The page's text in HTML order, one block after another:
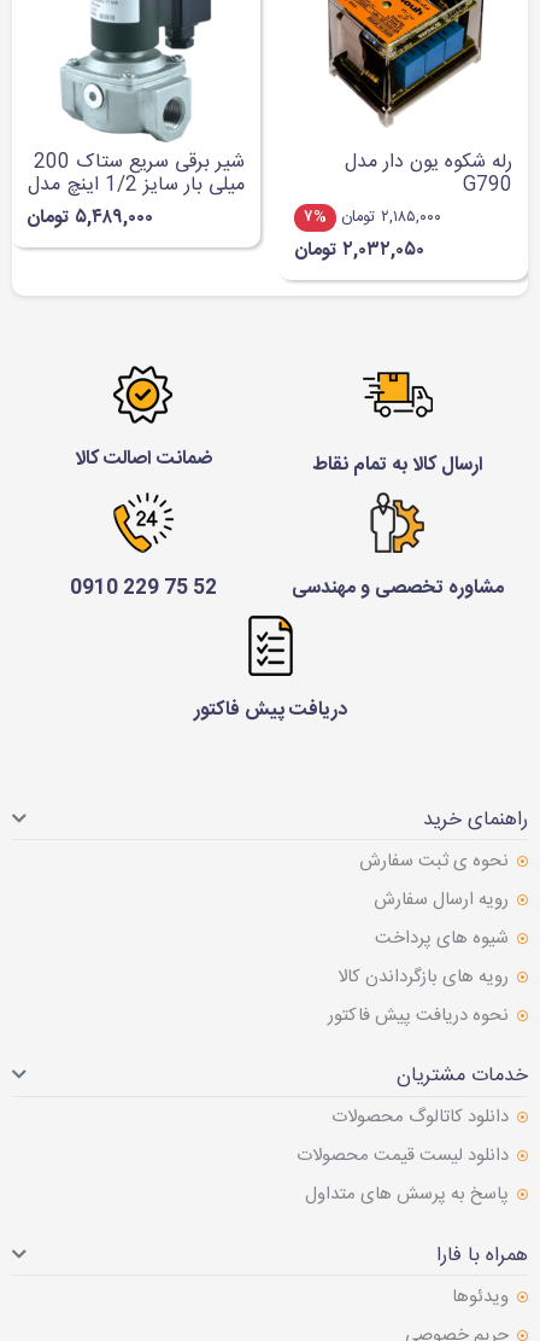
رله شکوه یون دار مدل
G790
۲,۱۸۵,۰۰۰ تومان ۷%
۲,۰۳۲,۰۵۰ تومان
شیر برقی سریع ستاک 200
میلی بار سایز 1/2 اینچ مدل
۵,۴۸۹,۰۰۰ تومان
ارسال کالا به تمام نقاط ضمانت اصالت کالا
مشاوره تخصصی و مهندسی 52 75 229 0910
دریافت پیش فاکتور
راهنمای خرید
نحوه ی ثبت سفارش
رویه ارسال سفارش
شیوه های پرداخت
رویه های بازگرداندن کالا
نحوه دریافت پیش فاکتور
خدمات مشتریان
دانلود کاتالوگ محصولات
دانلود لیست قیمت محصولات
پاسخ به پرسش های متداول
همراه با فارا
ویدئوها